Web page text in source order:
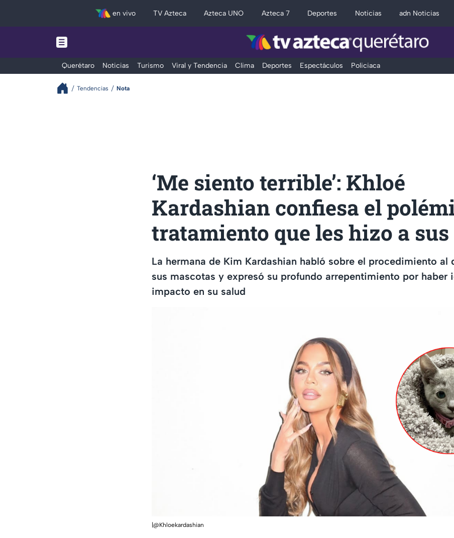
en vivo TV Azteca Azteca UNO Azteca 7 Deportes Noticias adn Noticias
Querétaro Noticias Turismo Viral y Tendencia Clima Deportes Espectáculos Policiaca
Tendencias Nota
‘Me siento terrible’: Khloé
Kardashian confiesa el
tratamiento que les hizo a sus
La hermana de Kim Kardashian habló sobre el procedimiento al
sus mascotas y expresó su profundo arrepentimiento por haber
impacto en su salud
|@Khloekardashian